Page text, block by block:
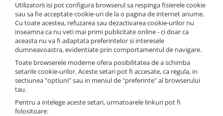
Utilizatorii isi pot configura browserul sa respinga fisierele cookie
sau sa fie acceptate cookie-uri de la o pagina de internet anume.
Cu toate acestea, refuzarea sau dezactivarea cookie-urilor nu
inseamna ca nu veti mai primi publicitate online - ci doar ca
aceasta nu va fi adaptata preferintelor si interesele
dumneavoastra, evidentiate prin comportamentul de navigare.
Toate browserele moderne ofera posibilitatea de a schimba
setarile cookie-urilor. Aceste setari pot fi accesate, ca regula, in
sectiunea "optiuni" sau in meniul de "preferinte" al browserului
tau.
Pentru a intelege aceste setari, urmatoarele linkuri pot fi
folositoare: